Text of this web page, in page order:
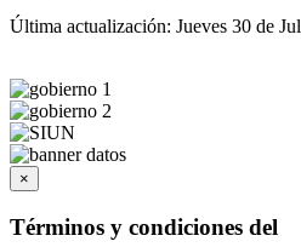
Última actualización: Jueves 30 de
×
Términos y condiciones del